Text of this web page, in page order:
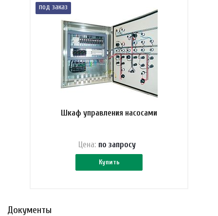
под заказ
Шкаф управления насосами
Купить
Цена: по запросу
Документы